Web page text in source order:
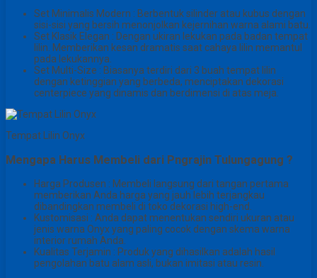
Set Minimalis Modern : Berbentuk silinder atau kubus dengan
sisi-sisi yang bersih menonjolkan kejernihan warna alami batu.
Set Klasik Elegan : Dengan ukiran lekukan pada badan tempat
lilin. Memberikan kesan dramatis saat cahaya lilin memantul
pada lekukannya.
Set Multi-Size : Biasanya terdiri dari 3 buah tempat lilin
dengan ketinggian yang berbeda, menciptakan dekorasi
centerpiece yang dinamis dan berdimensi di atas meja.
Tempat Lilin Onyx
Mengapa Harus Membeli dari Pngrajin Tulungagung ?
Harga Produsen : Membeli langsung dari tangan pertama
memberikan Anda harga yang jauh lebih terjangkau
dibandingkan membeli di toko dekorasi high-end.
Kustomisasi : Anda dapat menentukan sendiri ukuran atau
jenis warna Onyx yang paling cocok dengan skema warna
interior rumah Anda.
Kualitas Terjamin : Produk yang dihasilkan adalah hasil
pengolahan batu alam asli, bukan imitasi atau resin.